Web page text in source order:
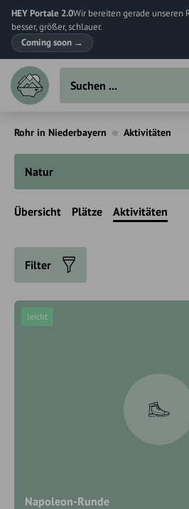
HEY Portale 2.0Wir bereiten gerade unseren
besser, größer, schlauer.
Coming soon →
Rohr in Niederbayern Aktivitäten
Natur
Übersicht Plätze Aktivitäten
Filter
Napoleon-Runde
leicht